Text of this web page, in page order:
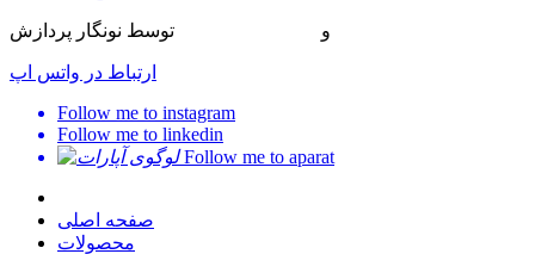
و توسط نونگار پردازش
ارتباط در واتس اپ
Follow me to instagram
Follow me to linkedin
Follow me to aparat
صفحه اصلی
محصولات